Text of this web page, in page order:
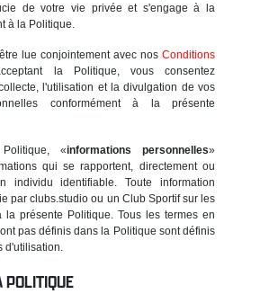
de votre vie privée et s'engage à la
à la Politique.
lue conjointement avec nos Conditions
la Politique, vous consentez
l'utilisation et la divulgation de vos
conformément à la présente
«informations personnelles»
qui se rapportent, directement ou
individu identifiable. Toute information
par clubs.studio ou un Club Sportif sur les
la présente Politique. Tous les termes en
pas définis dans la Politique sont définis
d'utilisation.